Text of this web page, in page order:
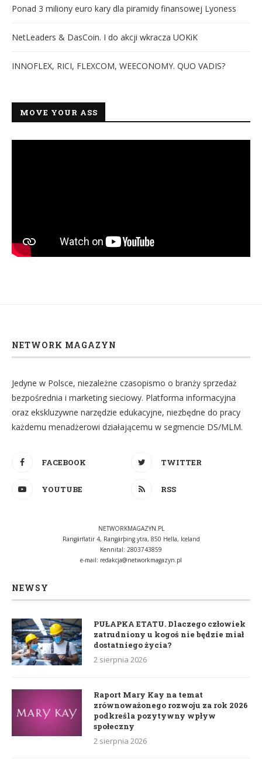
Ponad 3 miliony euro kary dla piramidy finansowej Lyoness
NetLeaders & DasCoin. I do akcji wkracza UOKiK
INNOFLEX, RICI, FLEXCOM, WEECONOMY. QUO VADIS?
MOVE YOUR ASS
NETWORK MAGAZYN
Jedyne w Polsce, niezależne czasopismo o branży sprzedaż
bezpośrednia i marketing sieciowy. Platforma informacyjna
oraz ekskluzywne narzędzie edukacyjne, niezbędne do pracy
każdemu menadżerowi działającemu w segmencie DS/MLM.
FACEBOOK TWITTER
YOUTUBE RSS
NETWORKMAGAZYN.PL
Rangárflatir 4, Rangárþing ytra, 850 Hella, Iceland
Kennital: 2803743859
e-mail: redakcja@networkmagazyn.pl
NEWSY
PUŁAPKA ETATU. Dlaczego człowiek
zatrudniony u kogoś nie będzie miał
dostatniego życia?
2 sierpnia 2026
Raport Mary Kay na temat
zrównoważonego rozwoju za rok 2026
podkreśla pozytywny wpływ
społeczny
2 sierpnia 2026